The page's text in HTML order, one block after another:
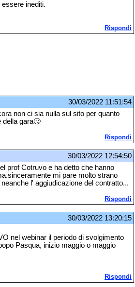
inediti.
Rispondi
30/03/2022 11:51:54
non ci sia nulla sul sito per quanto
della gara🙄
Rispondi
30/03/2022 12:54:50
prof Cotruvo e ha detto che hanno
mi pare molto strano
l' aggiudicazione del contratto...
Rispondi
30/03/2022 13:20:15
nel webinar il periodo di svolgimento
Pasqua, inizio maggio o maggio
Rispondi